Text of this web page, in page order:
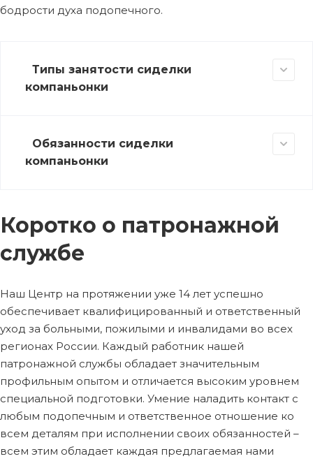
бодрости духа подопечного.
Типы занятости сиделки
компаньонки
Обязанности сиделки
компаньонки
Коротко о патронажной
службе
Наш Центр на протяжении уже 14 лет успешно
обеспечивает квалифицированный и ответственный
уход за больными, пожилыми и инвалидами во всех
регионах России. Каждый работник нашей
патронажной службы обладает значительным
профильным опытом и отличается высоким уровнем
специальной подготовки. Умение наладить контакт с
любым подопечным и ответственное отношение ко
всем деталям при исполнении своих обязанностей –
всем этим обладает каждая предлагаемая нами